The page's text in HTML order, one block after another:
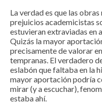
La verdad es que las
prejuicios academicistas
estuvieran extraviadas en
Quizás la mayor
precisamente de valorar
tempranas. El verdadero
eslabón que faltaba en la
mayor aportación podría
mirar (y a escuchar),
estaba ahí.